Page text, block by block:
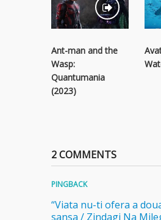
Ant-man and the
Wasp:
Quantumania
(2023)
2 COMMENTS
PINGBACK
“Viata nu-ti ofera a
sansa / Zindagi Na